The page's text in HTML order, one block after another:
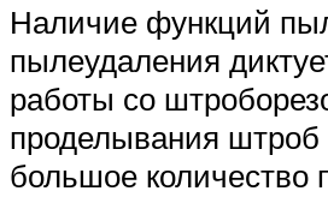
Наличие функций
пылеудаления
работы со
проделывания штроб
большое количество